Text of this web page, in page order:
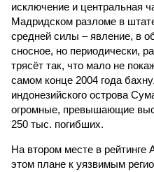
исключение и центральная
Мадридском разломе в
средней силы – явление, в
сносное, но периодически,
трясёт так, что мало не
самом конце 2004 года
индонезийского острова
огромные, превышающие
250 тыс. погибших.
На втором месте в рейтинге
этом плане к уязвимым